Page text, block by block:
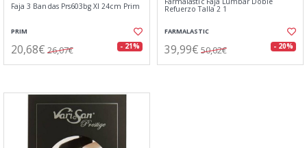
Faja 3 Bandas Prs603bg Xl 24cm Prim
PRIM
20,68€ 26,07€ - 21%
Refuerzo Talla 2 1
FARMALASTIC
39,99€ 50,02€ - 20%